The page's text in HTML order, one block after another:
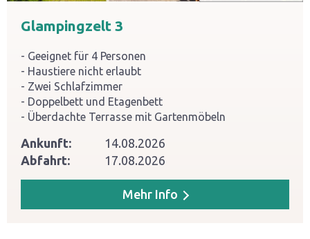
Glampingzelt 3
Geeignet für 4 Personen
Haustiere nicht erlaubt
Zwei Schlafzimmer
Doppelbett und Etagenbett
Überdachte Terrasse mit Gartenmöbeln
Ankunft:
14.08.2026
Abfahrt:
17.08.2026
Mehr Info